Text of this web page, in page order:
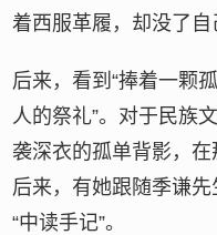
着西服革履，却没了自
后来，看到“捧着一
人的祭礼”。对于民族
袭深衣的孤单背影，
后来，有她跟随季谦
“中读手记”。